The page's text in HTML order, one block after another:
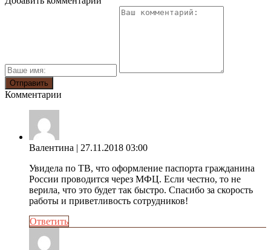
Комментарии
Валентина | 27.11.2018 03:00
Увидела по ТВ, что оформление паспорта гражданина
России проводится через МФЦ. Если честно, то не
верила, что это будет так быстро. Спасибо за скорость
работы и приветливость сотрудников!
Ответить